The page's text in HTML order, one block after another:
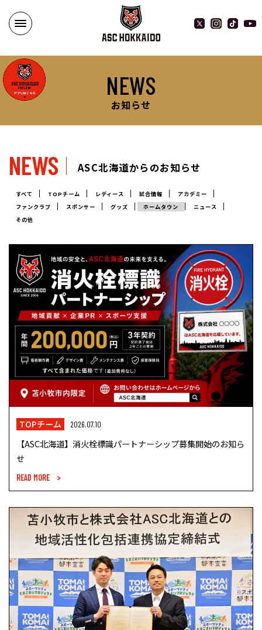
NEWS
お知らせ
NEWS ASC北海道からのお知らせ
すべて TOPチーム レディース 試合情報
アカデミー
ファンクラブ
スポンサー グッズ ホームタウン
ニュース
その他
TOPチーム 2026.07.10
【ASC北海道】消火栓標識パートナーシップ募集開始のお知ら
せ
READ MORE >